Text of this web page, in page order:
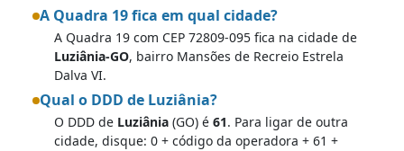
A Quadra 19 fica em qual cidade?
A Quadra 19 com CEP 72809-095 fica na cidade de
Luziânia-GO, bairro Mansões de Recreio Estrela
Dalva VI.
Qual o DDD de Luziânia?
O DDD de Luziânia (GO) é 61. Para ligar de outra
cidade, disque: 0 + código da operadora + 61 +